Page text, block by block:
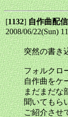
[1132]自作曲配
2008/06/22(Sun)
突然の書き
フォルクロ
自作曲をケ
まだまだな
聞いてもら
ご紹介させ